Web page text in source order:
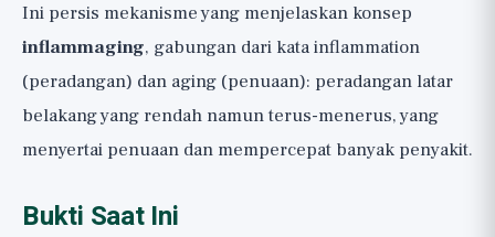
Ini persis mekanisme yang menjelaskan konsep
inflammaging, gabungan dari kata inflammation
(peradangan) dan aging (penuaan): peradangan latar
belakang yang rendah namun terus-menerus, yang
menyertai penuaan dan mempercepat banyak penyakit.
Bukti Saat Ini